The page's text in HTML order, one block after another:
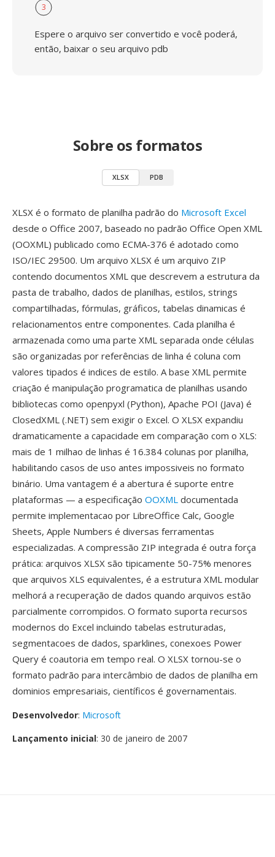
3
Espere o arquivo ser convertido e você poderá,
então, baixar o seu arquivo pdb
Sobre os formatos
XLSX PDB
XLSX é o formato de planilha padrão do Microsoft Excel
desde o Office 2007, baseado no padrão Office Open XML
(OOXML) publicado como ECMA-376 é adotado como
ISO/IEC 29500. Um arquivo XLSX é um arquivo ZIP
contendo documentos XML que descrevem a estrutura da
pasta de trabalho, dados de planilhas, estilos, strings
compartilhadas, fórmulas, gráficos, tabelas dinamicas é
relacionamentos entre componentes. Cada planilha é
armazenada como uma parte XML separada onde células
são organizadas por referências de linha é coluna com
valores tipados é indices de estilo. A base XML permite
criação é manipulação programatica de planilhas usando
bibliotecas como openpyxl (Python), Apache POI (Java) é
ClosedXML (.NET) sem exigir o Excel. O XLSX expandiu
dramaticamente a capacidade em comparação com o XLS:
mais de 1 milhao de linhas é 16.384 colunas por planilha,
habilitando casos de uso antes impossiveis no formato
binário. Uma vantagem é a abertura é suporte entre
plataformas — a especificação OOXML documentada
permite implementacao por LibreOffice Calc, Google
Sheets, Apple Numbers é diversas ferramentas
especializadas. A compressão ZIP integrada é outra força
prática: arquivos XLSX são tipicamente 50-75% menores
que arquivos XLS equivalentes, é a estrutura XML modular
melhorá a recuperação de dados quando arquivos estão
parcialmente corrompidos. O formato suporta recursos
modernos do Excel incluindo tabelas estruturadas,
segmentacoes de dados, sparklines, conexoes Power
Query é coautoria em tempo real. O XLSX tornou-se o
formato padrão para intercâmbio de dados de planilha em
dominios empresariais, científicos é governamentais.
Desenvolvedor: Microsoft
Lançamento inicial: 30 de janeiro de 2007